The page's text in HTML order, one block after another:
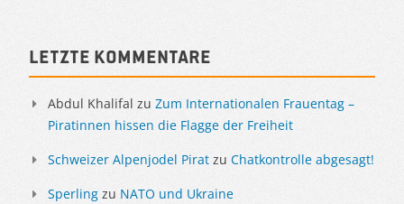
Letzte Kommentare
Abdul Khalifal zu Zum Internationalen Frauentag –
Piratinnen hissen die Flagge der Freiheit
Schweizer Alpenjodel Pirat zu Chatkontrolle abgesagt!
Sperling zu NATO und Ukraine